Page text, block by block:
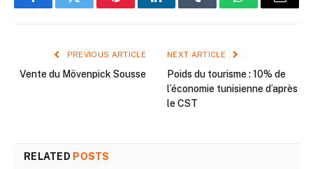
FacebookTwitter PinterestLinkedInTumblr WhatsAppEmail
PREVIOUS ARTICLE
Vente du Mövenpick Sousse
NEXT ARTICLE
Poids du tourisme : 10% de
l’économie tunisienne d’après
le CST
RELATED POSTS